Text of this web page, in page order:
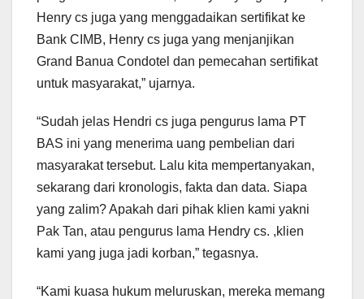
Henry cs juga yang menggadaikan sertifikat ke
Bank CIMB, Henry cs juga yang menjanjikan
Grand Banua Condotel dan pemecahan sertifikat
untuk masyarakat,” ujarnya.
“Sudah jelas Hendri cs juga pengurus lama PT
BAS ini yang menerima uang pembelian dari
masyarakat tersebut. Lalu kita mempertanyakan,
sekarang dari kronologis, fakta dan data. Siapa
yang zalim? Apakah dari pihak klien kami yakni
Pak Tan, atau pengurus lama Hendry cs. ,klien
kami yang juga jadi korban,” tegasnya.
“Kami kuasa hukum meluruskan, mereka memang